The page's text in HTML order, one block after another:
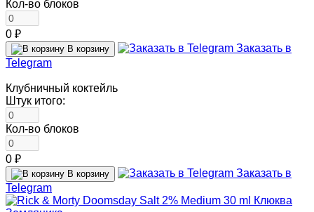
Кол-во блоков
0 ₽
В корзину
Заказать в
Telegram
Клубничный коктейль
Штук итого:
Кол-во блоков
0 ₽
В корзину
Заказать в
Telegram